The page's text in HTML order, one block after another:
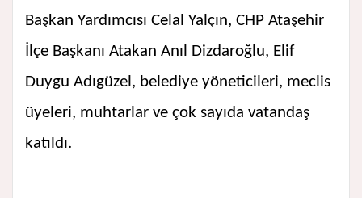
Başkan Yardımcısı Celal Yalçın, CHP Ataşehir
İlçe Başkanı Atakan Anıl Dizdaroğlu, Elif
Duygu Adıgüzel, belediye yöneticileri, meclis
üyeleri, muhtarlar ve çok sayıda vatandaş
katıldı.